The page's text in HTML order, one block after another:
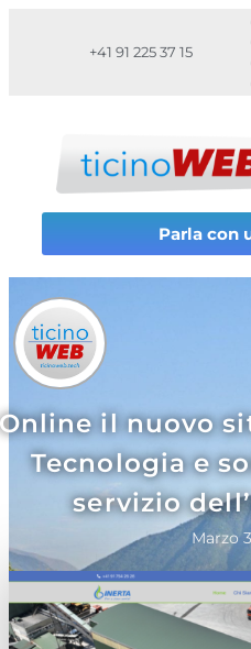
+41 91 225 37 15
Parla con
il nuovo
Tecnologia e
servizio
Marzo